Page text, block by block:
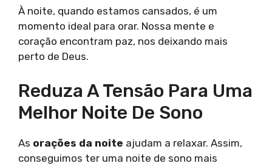
À noite, quando estamos cansados, é um
momento ideal para orar. Nossa mente e
coração encontram paz, nos deixando mais
perto de Deus.
Reduza A Tensão Para Uma
Melhor Noite De Sono
As orações da noite ajudam a relaxar. Assim,
conseguimos ter uma noite de sono mais